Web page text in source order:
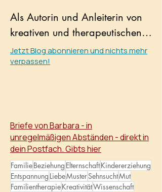
Als Autorin und Anleiterin von
kreativen und therapeutischen
Schreibkursen entfessele ich die
kreative Kraft des Unbewussten,
wachsen.
Jetzt Blog abonnieren und nichts mehr
verpassen!
Briefe von Barbara - in
unregelmäßigen Abständen - direkt in
dein Postfach. Gibts hier
FamilieBeziehung ElternschaftKindererziehung
Entspannung LiebeMusterSehnsuchtMut
FamilientherapieKreativitätWissenschaft